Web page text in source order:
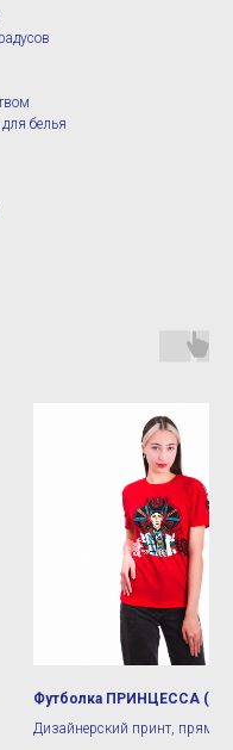
белья
Футболка ПРИНЦЕССА
Дизайнерский принт, прямой